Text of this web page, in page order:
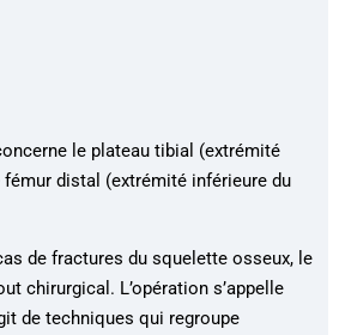
le plateau tibial (extrémité
distal (extrémité inférieure du
de fractures du squelette osseux, le
chirurgical. L’opération s’appelle
de techniques qui regroupe